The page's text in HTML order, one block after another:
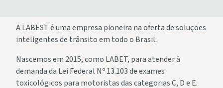
A LABEST é uma empresa pioneira na oferta de soluções
inteligentes de trânsito em todo o Brasil.
Nascemos em 2015, como LABET, para atender à
demanda da Lei Federal Nº 13.103 de exames
toxicológicos para motoristas das categorias C, D e E.